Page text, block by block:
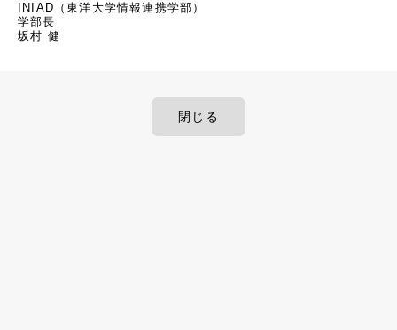
INIAD（東洋大学情報連携学部）
学部長
坂村 健
閉じる